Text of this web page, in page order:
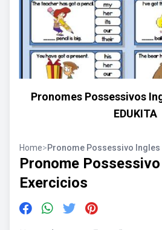
Pronomes Possessivos
EDUKITA
Home>Pronome Possessivo
Pronome
Exercicios